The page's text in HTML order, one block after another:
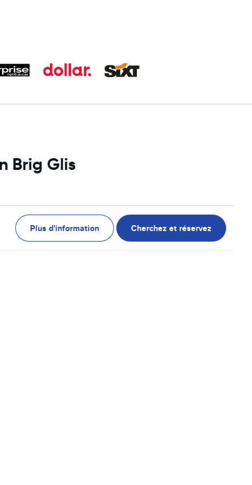
Brig Glis
Plus d'information Cherchez et réservez